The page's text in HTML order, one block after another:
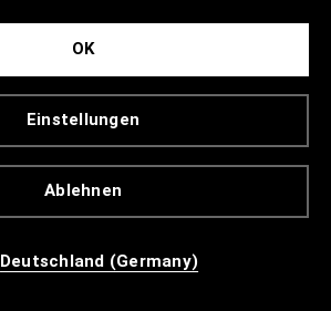
Ablehnen
Einstellungen
OK
Deutschland (Germany)